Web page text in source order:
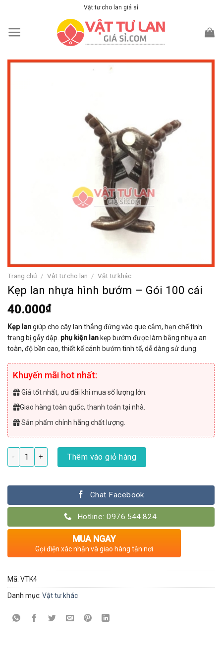
content
Vật tư cho lan giá sỉ
Trang chủ / Vật tư cho lan / Vật tư khác
Kẹp lan nhựa hình bướm – Gói 100 cái
40.000₫
Kẹp langiúp cho cây lan thẳng đứng vào que cắm, hạn chế tình
trạng bị gẫy dập. phụ kiện lan kẹp bướm được làm bằng nhựa an
toàn, độ bền cao, thiết kế cánh bướm tinh tế, dễ dàng sử dụng.
Khuyến mãi hot nhất:
Giá tốt nhất, ưu đãi khi mua số lượng lớn.
Giao hàng toàn quốc, thanh toán tại nhà.
Sản phẩm chính hãng chất lượng.
Kẹp lan nhựa hình bướm - Gói 100 cái số lượng
Thêm vào giỏ hàng
Chat Facebook
Hotline: 0976.544.824
MUA NGAY
Gọi điện xác nhận và giao hàng tận nơi
Mã: VTK4
Danh mục: Vật tư khác